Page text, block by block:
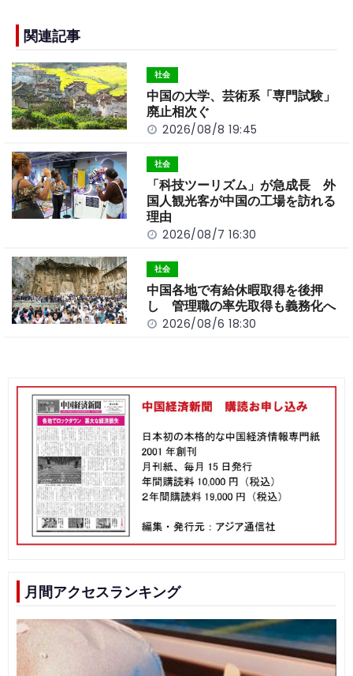
e
b
o
o
k
n
k
関連記事
社会
中国の大学、芸術系「専門試験」
廃止相次ぐ
2026/08/8 19:45
社会
「科技ツーリズム」が急成長 外
国人観光客が中国の工場を訪れる
理由
2026/08/7 16:30
社会
中国各地で有給休暇取得を後押
し 管理職の率先取得も義務化へ
2026/08/6 18:30
月間アクセスランキング